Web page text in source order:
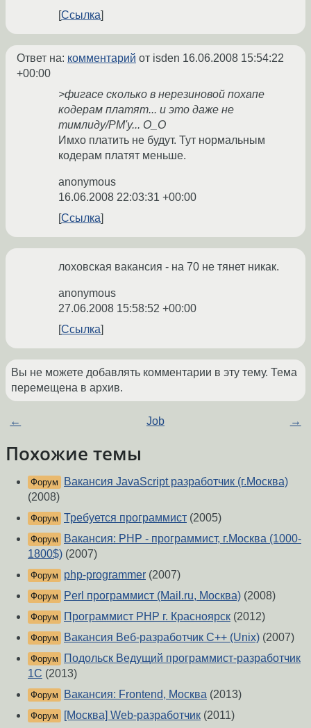
Ссылка
Ответ на: комментарий от isden 16.06.2008 15:54:22
+00:00
>фигасе сколько в нерезиновой похапе
кодерам платят... и это даже не
тимлиду/PM'у... О_О
Имхо платить не будут. Тут нормальным
кодерам платят меньше.
anonymous
16.06.2008 22:03:31 +00:00
Ссылка
лоховская вакансия - на 70 не тянет никак.
anonymous
27.06.2008 15:58:52 +00:00
Ссылка
Вы не можете добавлять комментарии в эту тему. Тема
перемещена в архив.
← Job →
Похожие темы
Форум
Вакансия JavaScript разработчик (г.Москва)
(2008)
Форум Требуется программист (2005)
Форум
Вакансия: PHP - программист, г.Москва (1000-
1800$) (2007)
Форум php-programmer (2007)
Форум Perl программист (Mail.ru, Москва) (2008)
Форум Программист PHP г. Красноярск (2012)
Форум Вакансия Веб-разработчик С++ (Unix) (2007)
Форум
Подольск Ведущий программист-разработчик
1С (2013)
Форум Вакансия: Frontend, Москва (2013)
Форум [Москва] Web-разработчик (2011)